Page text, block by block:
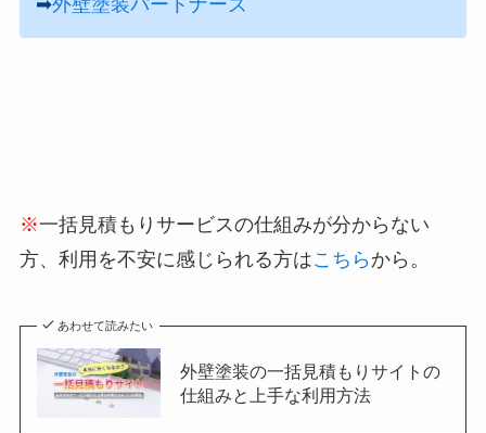
➡︎外壁塗装パートナーズ
※一括見積もりサービスの仕組みが分からない
方、利用を不安に感じられる方はこちら から。
あわせて読みたい
外壁塗装の一括見積もりサイトの
仕組みと上手な利用方法